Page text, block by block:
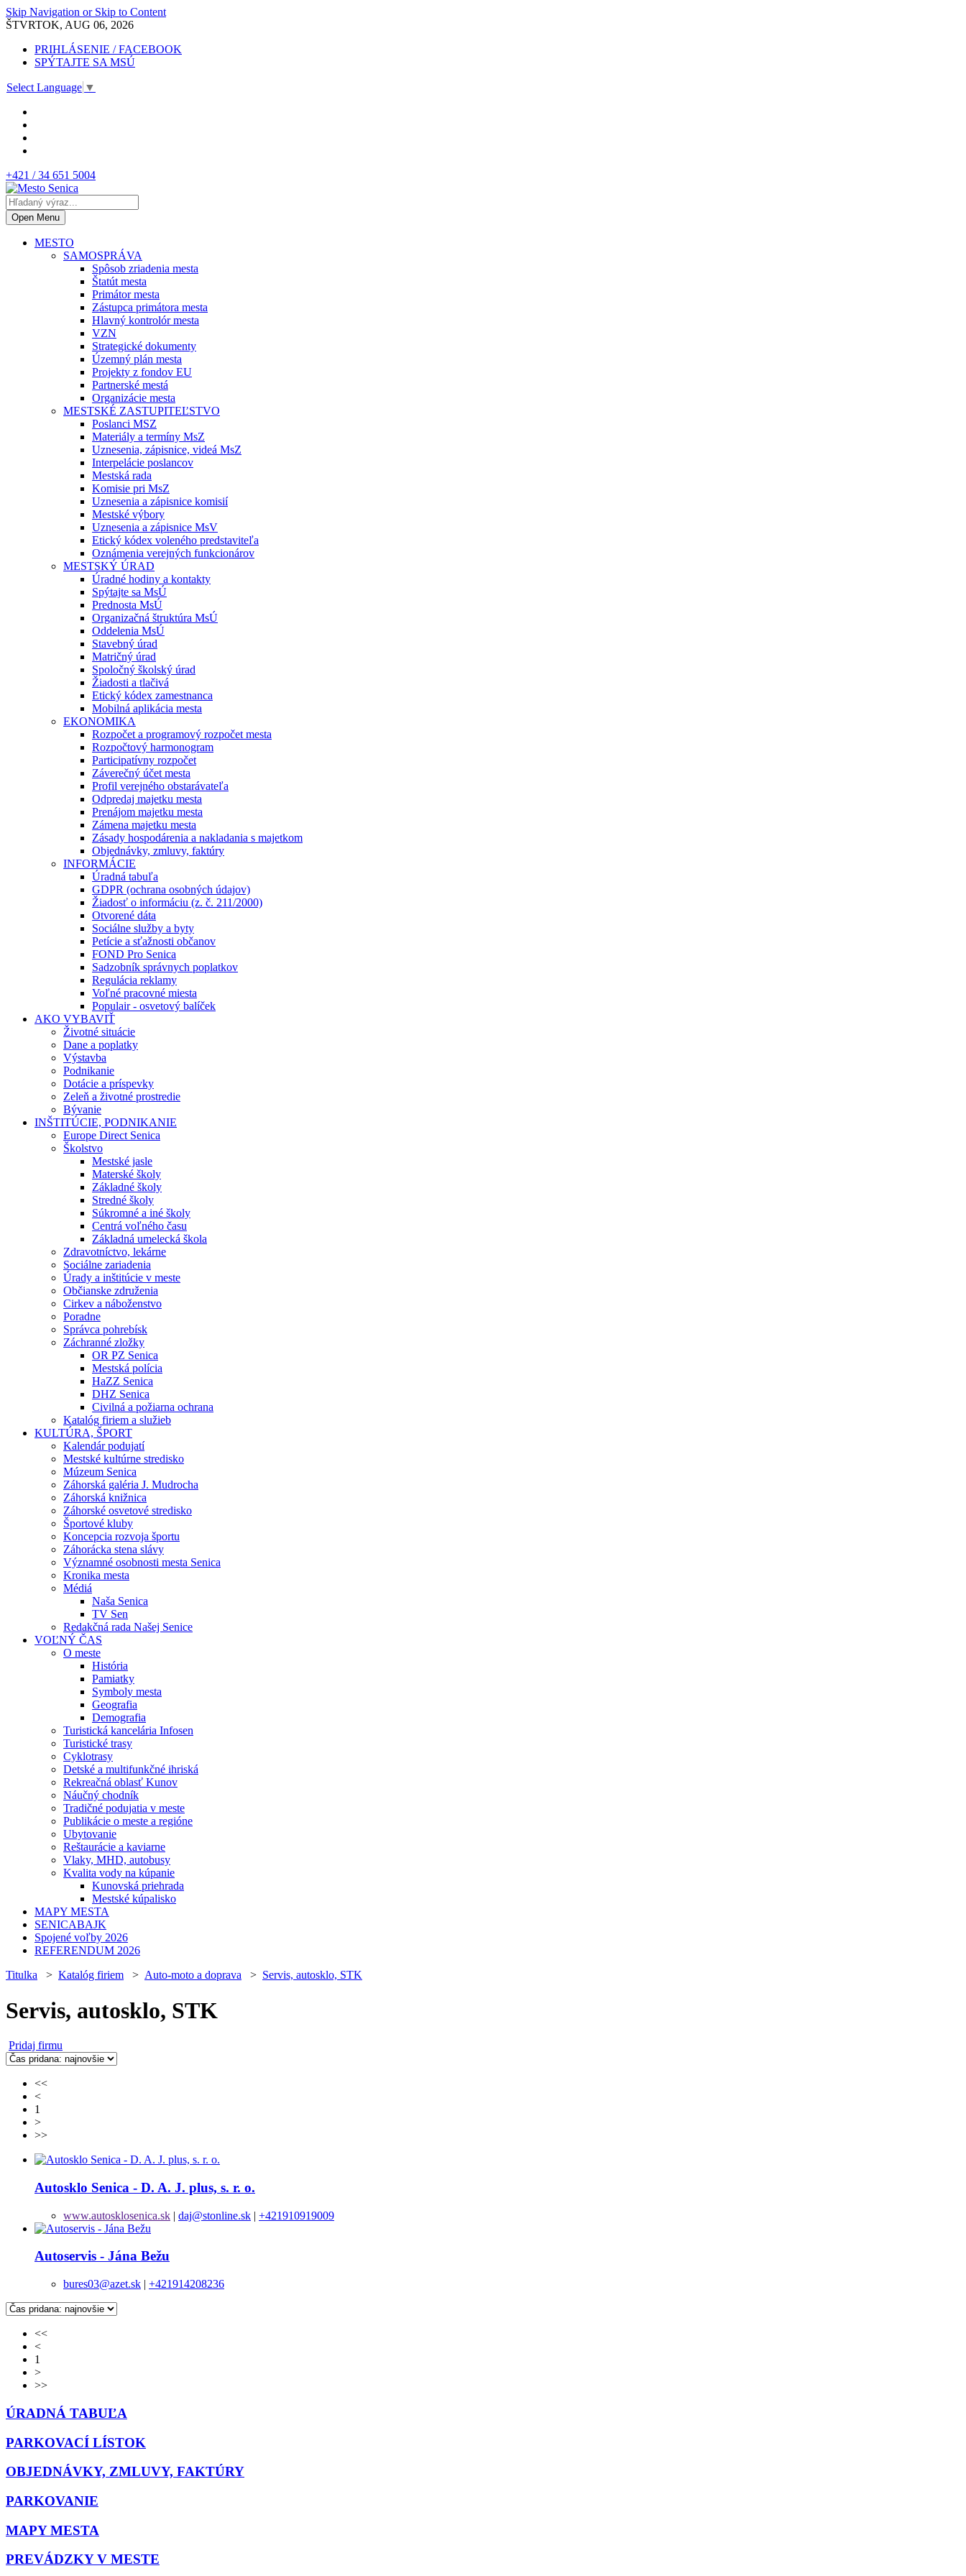
Skip Navigation or Skip to Content
ŠTVRTOK, AUG 06, 2026
PRIHLÁSENIE / FACEBOOK
SPÝTAJTE SA MSÚ
Select Language ▼
+421 / 34 651 5004
Open Menu
MESTO
SAMOSPRÁVA
Spôsob zriadenia mesta
Štatút mesta
Primátor mesta
Zástupca primátora mesta
Hlavný kontrolór mesta
VZN
Strategické dokumenty
Územný plán mesta
Projekty z fondov EU
Partnerské mestá
Organizácie mesta
MESTSKÉ ZASTUPITEĽSTVO
Poslanci MSZ
Materiály a termíny MsZ
Uznesenia, zápisnice, videá MsZ
Interpelácie poslancov
Mestská rada
Komisie pri MsZ
Uznesenia a zápisnice komisií
Mestské výbory
Uznesenia a zápisnice MsV
Etický kódex voleného predstaviteľa
Oznámenia verejných funkcionárov
MESTSKÝ ÚRAD
Úradné hodiny a kontakty
Spýtajte sa MsÚ
Prednosta MsÚ
Organizačná štruktúra MsÚ
Oddelenia MsÚ
Stavebný úrad
Matričný úrad
Spoločný školský úrad
Žiadosti a tlačivá
Etický kódex zamestnanca
Mobilná aplikácia mesta
EKONOMIKA
Rozpočet a programový rozpočet mesta
Rozpočtový harmonogram
Participatívny rozpočet
Záverečný účet mesta
Profil verejného obstarávateľa
Odpredaj majetku mesta
Prenájom majetku mesta
Zámena majetku mesta
Zásady hospodárenia a nakladania s majetkom
Objednávky, zmluvy, faktúry
INFORMÁCIE
Úradná tabuľa
GDPR (ochrana osobných údajov)
Žiadosť o informáciu (z. č. 211/2000)
Otvorené dáta
Sociálne služby a byty
Petície a sťažnosti občanov
FOND Pro Senica
Sadzobník správnych poplatkov
Regulácia reklamy
Voľné pracovné miesta
Populair - osvetový balíček
AKO VYBAVIŤ
Životné situácie
Dane a poplatky
Výstavba
Podnikanie
Dotácie a príspevky
Zeleň a životné prostredie
Bývanie
INŠTITÚCIE, PODNIKANIE
Europe Direct Senica
Školstvo
Mestské jasle
Materské školy
Základné školy
Stredné školy
Súkromné a iné školy
Centrá voľného času
Základná umelecká škola
Zdravotníctvo, lekárne
Sociálne zariadenia
Úrady a inštitúcie v meste
Občianske združenia
Cirkev a náboženstvo
Poradne
Správca pohrebísk
Záchranné zložky
OR PZ Senica
Mestská polícia
HaZZ Senica
DHZ Senica
Civilná a požiarna ochrana
Katalóg firiem a služieb
KULTÚRA, ŠPORT
Kalendár podujatí
Mestské kultúrne stredisko
Múzeum Senica
Záhorská galéria J. Mudrocha
Záhorská knižnica
Záhorské osvetové stredisko
Športové kluby
Koncepcia rozvoja športu
Záhorácka stena slávy
Významné osobnosti mesta Senica
Kronika mesta
Médiá
Naša Senica
TV Sen
Redakčná rada Našej Senice
VOĽNÝ ČAS
O meste
História
Pamiatky
Symboly mesta
Geografia
Demografia
Turistická kancelária Infosen
Turistické trasy
Cyklotrasy
Detské a multifunkčné ihriská
Rekreačná oblasť Kunov
Náučný chodník
Tradičné podujatia v meste
Publikácie o meste a regióne
Ubytovanie
Reštaurácie a kaviarne
Vlaky, MHD, autobusy
Kvalita vody na kúpanie
Kunovská priehrada
Mestské kúpalisko
MAPY MESTA
SENICABAJK
Spojené voľby 2026
REFERENDUM 2026
Titulka > Katalóg firiem > Auto-moto a doprava > Servis, autosklo, STK
Servis, autosklo, STK
Pridaj firmu
<<
<
1
>
>>
Autosklo Senica - D. A. J. plus, s. r. o.
www.autosklosenica.sk | daj@stonline.sk | +421910919009
Autoservis - Jána Bežu
bures03@azet.sk | +421914208236
<<
<
1
>
>>
ÚRADNÁ TABUĽA
PARKOVACÍ LÍSTOK
OBJEDNÁVKY, ZMLUVY, FAKTÚRY
PARKOVANIE
MAPY MESTA
PREVÁDZKY V MESTE